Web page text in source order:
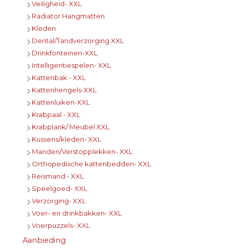
Veiligheid- XXL
Radiator Hangmatten
Kleden
Dental/Tandverzorging XXL
Drinkfonteinen-XXL
Intelligentiespelen- XXL
Kattenbak - XXL
Kattenhengels-XXL
Kattenluiken-XXL
Krabpaal - XXL
Krabplank/ Meubel XXL
Kussens/kleden- XXL
Manden/Verstopplekken- XXL
Orthopedische kattenbedden- XXL
Reismand - XXL
Speelgoed- XXL
Verzorging- XXL
Voer- en drinkbakken- XXL
Voerpuzzels- XXL
Aanbieding